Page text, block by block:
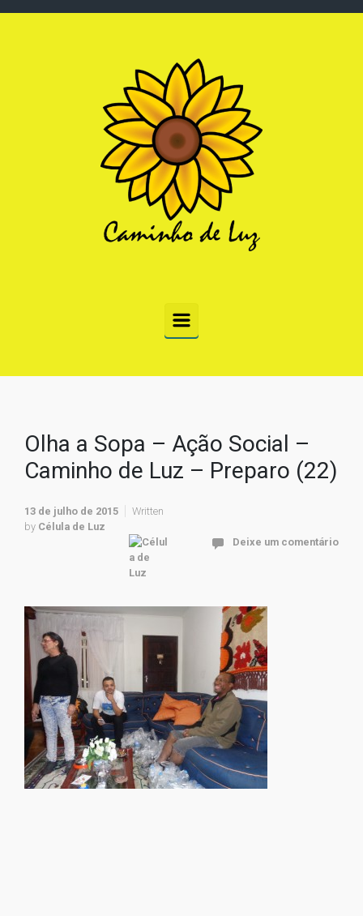
Olha a Sopa – Ação Social –
Caminho de Luz – Preparo (22)
13 de julho de 2015
Written
by Célula de Luz
Deixe um comentário